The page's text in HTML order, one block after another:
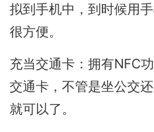
拟到手机中，到时候用
很方便。
充当交通卡：拥有NFC
交通卡，不管是坐公交
就可以了。